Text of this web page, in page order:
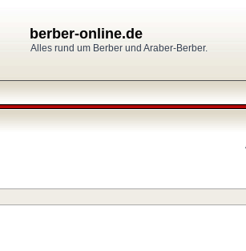
berber-online.de
Alles rund um Berber und Araber-Berber.